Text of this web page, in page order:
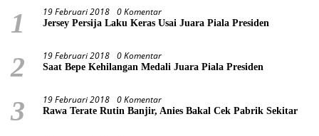
1 19 Februari 2018 0 Komentar
Jersey Persija Laku Keras Usai Juara Piala Presiden
2 19 Februari 2018 0 Komentar
Saat Bepe Kehilangan Medali Juara Piala Presiden
3 19 Februari 2018 0 Komentar
Rawa Terate Rutin Banjir, Anies Bakal Cek Pabrik Sekitar